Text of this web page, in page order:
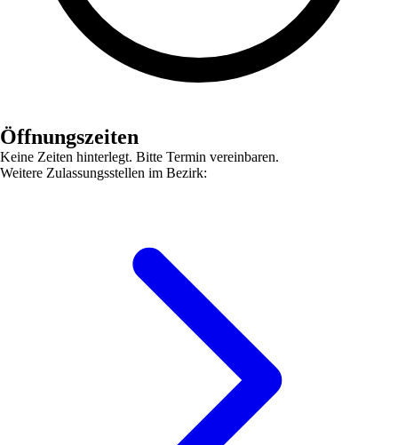
Öffnungszeiten
Keine Zeiten hinterlegt. Bitte Termin vereinbaren.
Weitere Zulassungsstellen im Bezirk: